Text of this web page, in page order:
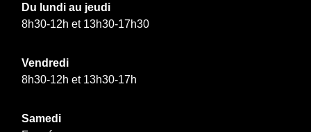
Du lundi au jeudi
8h30-12h et 13h30-17h30
Vendredi
8h30-12h et 13h30-17h
Samedi